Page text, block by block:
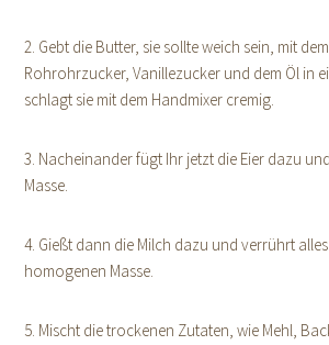
2. Gebt die Butter, sie sollte weich sein, mit
Rohrohrzucker, Vanillezucker und dem Öl in
schlagt sie mit dem Handmixer cremig.
3. Nacheinander fügt Ihr jetzt die Eier dazu
Masse.
4. Gießt dann die Milch dazu und verrührt
homogenen Masse.
5. Mischt die trockenen Zutaten, wie Mehl,